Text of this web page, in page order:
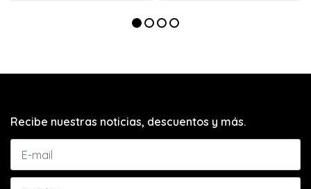
Recibe nuestras noticias, descuentos y más.